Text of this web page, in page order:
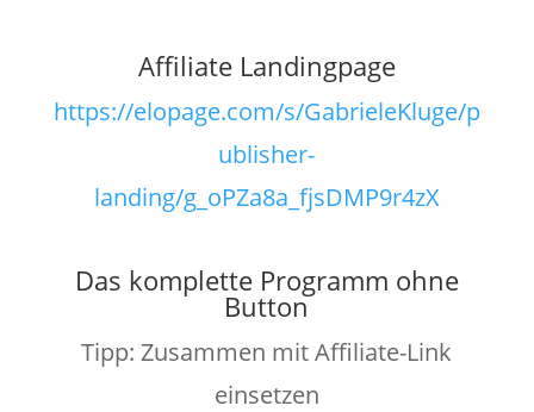
Affiliate Landingpage
https://elopage.com/s/GabrieleKluge/p
ublisher-
landing/g_oPZa8a_fjsDMP9r4zX
Das komplette Programm ohne
Button
Tipp: Zusammen mit Affiliate-Link
einsetzen